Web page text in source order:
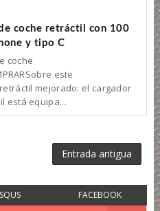
coche retráctil con 100
y tipo C
coche
este
mejorado: el cargador
está equipa...
Entrada antigua
FACEBOOK